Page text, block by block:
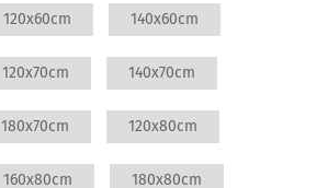
120x60cm 140x60cm
120x70cm 140x70cm
180x70cm 120x80cm
160x80cm 180x80cm